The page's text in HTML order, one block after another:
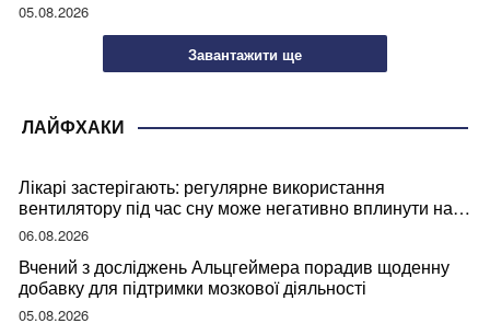
05.08.2026
Завантажити ще
ЛАЙФХАКИ
Лікарі застерігають: регулярне використання
вентилятору під час сну може негативно вплинути на
ваше здоров’я
06.08.2026
Вчений з досліджень Альцгеймера порадив щоденну
добавку для підтримки мозкової діяльності
05.08.2026